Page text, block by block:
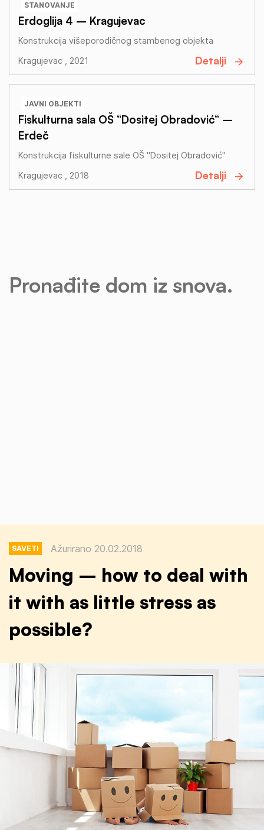
STANOVANJE
Erdoglija 4 – Kragujevac
Konstrukcija višeporodičnog stambenog objekta
Kragujevac , 2021
Detalji
JAVNI OBJEKTI
Fiskulturna sala OŠ “Dositej Obradović“ –
Erdeč
Konstrukcija fiskulturne sale OŠ "Dositej Obradović"
Kragujevac , 2018
Detalji
Pronađite dom iz snova.
SAVETI Ažurirano 20.02.2018
Moving – how to deal with
it with as little stress as
possible?